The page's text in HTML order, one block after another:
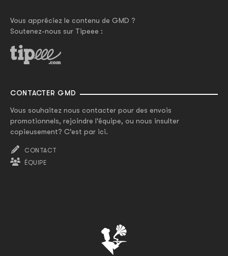
Vous appréciez le contenu de GMD ?
Soutenez-nous sur Tipeee :
CONTACTER GMD
Vous souhaitez nous contacter pour des envois
promotionnels, rejoindre l'équipe, ou nous insulter
copieusement? C'est par ici.
CONTACT
ÉQUIPE